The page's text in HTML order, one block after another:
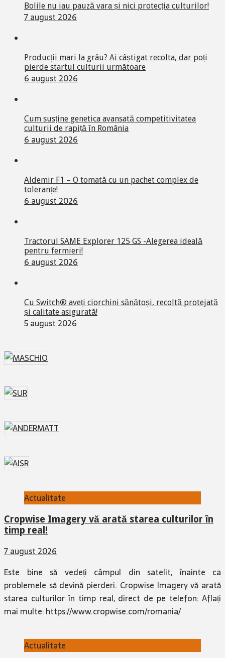
Bolile nu iau pauză vara și nici protecția culturilor!
7 august 2026
Producții mari la grâu? Ai câștigat recolta, dar poți
pierde startul culturii următoare
6 august 2026
Cum susține genetica avansată competitivitatea
culturii de rapiță în România
6 august 2026
Aldemir F1 – O tomată cu un pachet complex de
toleranțe!
6 august 2026
Tractorul SAME Explorer 125 GS -Alegerea ideală
pentru fermieri!
6 august 2026
Cu Switch® aveți ciorchini sănătoși, recoltă protejată
și calitate asigurată!
5 august 2026
Actualitate
Cropwise Imagery vă arată starea culturilor în
timp real!
7 august 2026
Este bine să vedeți câmpul din satelit, înainte ca
problemele să devină pierderi. Cropwise Imagery vă arată
starea culturilor în timp real, direct de pe telefon: Aflați
mai multe: https://www.cropwise.com/romania/
Actualitate